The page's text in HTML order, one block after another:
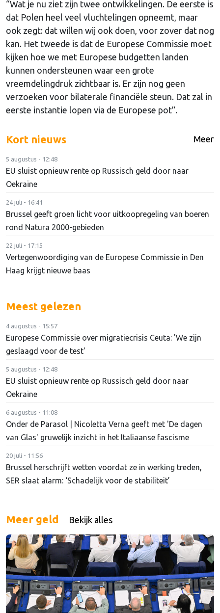
“Wat je nu ziet zijn twee ontwikkelingen. De eerste is
dat Polen heel veel vluchtelingen opneemt, maar
ook zegt: dat willen wij ook doen, voor zover dat nog
kan. Het tweede is dat de Europese Commissie moet
kijken hoe we met Europese budgetten landen
kunnen ondersteunen waar een grote
vreemdelingdruk zichtbaar is. Er zijn nog geen
verzoeken voor bilaterale financiële steun. Dat zal in
eerste instantie lopen via de Europese pot”.
Kort nieuws Meer
5 augustus - 12:48
EU sluist opnieuw rente op Russisch geld door naar
Oekraïne
24 juli - 16:41
Brussel geeft groen licht voor uitkoopregeling van boeren
rond Natura 2000-gebieden
22 juli - 17:15
Vertegenwoordiging van de Europese Commissie in Den
Haag krijgt nieuwe baas
Meest gelezen
4 augustus - 15:57
Europese Commissie over migratiecrisis Ceuta: 'We zijn
geslaagd voor de test'
5 augustus - 12:48
EU sluist opnieuw rente op Russisch geld door naar
Oekraïne
6 augustus - 11:08
Onder de Parasol | Nicoletta Verna geeft met 'De dagen
van Glas' gruwelijk inzicht in het Italiaanse fascisme
20 juli - 11:56
Brussel herschrijft wetten voordat ze in werking treden,
SER slaat alarm: ‘Schadelijk voor de stabiliteit’
Meer geld Bekijk alles